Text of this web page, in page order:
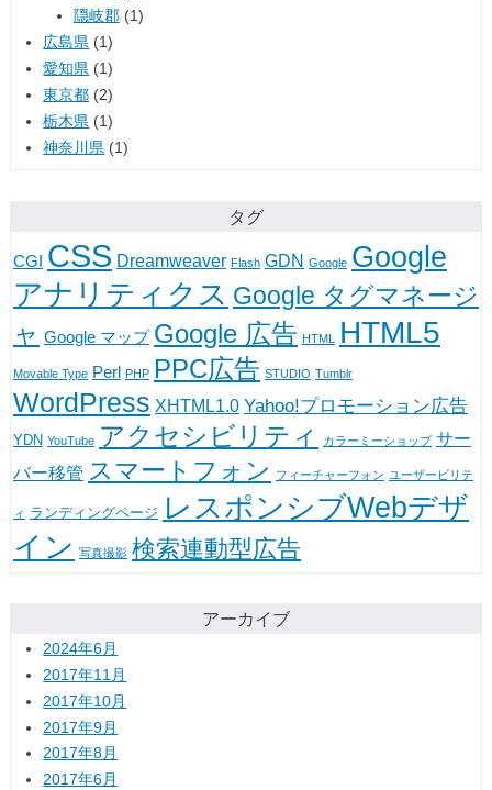
隠岐郡(1)
広島県 (1)
愛知県 (1)
東京都 (2)
栃木県 (1)
神奈川県 (1)
タグ
CGI CSS Dreamweaver Flash GDN Google Google
アナリティクス Google タグマネージ
ャ Google マップ Google 広告 HTML HTML5
Movable Type Perl PHP PPC広告 STUDIO Tumblr
WordPress XHTML1.0 Yahoo!プロモーション広告
YDN YouTube アクセシビリティ カラーミーショップ サー
バー移管 スマートフォン フィーチャーフォン ユーザービリテ
ィ ランディングページ レスポンシブWebデザ
イン 写真撮影 検索連動型広告
アーカイブ
2024年6月
2017年11月
2017年10月
2017年9月
2017年8月
2017年6月